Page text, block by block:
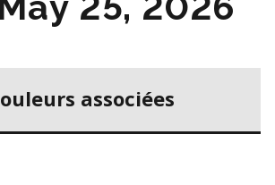
associées